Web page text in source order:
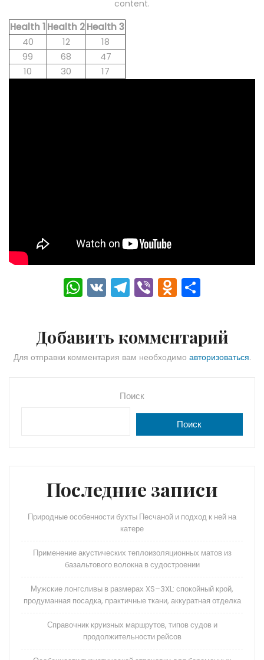
content.
Health 1Health 2Health 3
40
12
18
99
68
47
10
30 17
W
h
ts
A
V
K
T
el
gr
a
Vi
b
O
d
o
kl
s
ni
а
в
Добавить комментарий
Для отправки комментария вам необходимо авторизоваться.
Поиск
Поиск
Последние записи
Природные особенности бухты Песчаной и подход к ней на
катере
Применение акустических теплоизоляционных матов из
базальтового волокна в судостроении
Мужские лонгсливы в размерах XS–3XL: спокойный крой,
продуманная посадка, практичные ткани, аккуратная отделка
Справочник круизных маршрутов, типов судов и
продолжительности рейсов